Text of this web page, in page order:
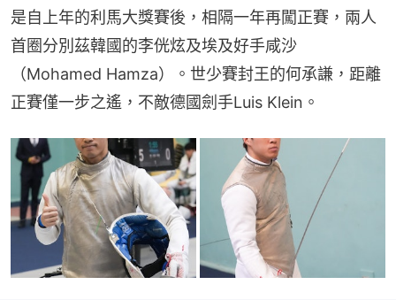
是自上年的利馬大獎賽後，相隔一年再闖正賽，兩人
首圈分別茲韓國的李侊炫及埃及好手咸沙
（Mohamed Hamza）。世少賽封王的何承謙，距離
正賽僅一步之遙，不敵德國劍手Luis Klein。